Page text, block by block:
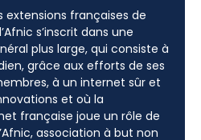
extensions françaises de
s’inscrit dans une
plus large, qui consiste à
grâce aux efforts de ses
à un internet sûr et
et où la
française joue un rôle de
association à but non